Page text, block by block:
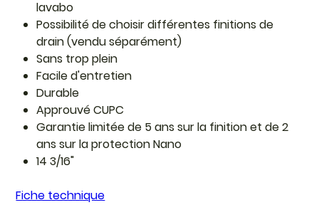
lavabo
Possibilité de choisir différentes finitions de
drain (vendu séparément)
Sans trop plein
Facile d'entretien
Durable
Approuvé CUPC
Garantie limitée de 5 ans sur la finition et de 2
ans sur la protection Nano
14 3/16"
Fiche technique